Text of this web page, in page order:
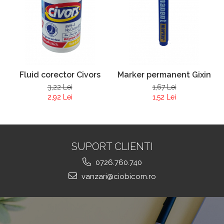
Fluid corector Civors
3,22 Lei
2,92 Lei
Marker permanent Gixin
1,67 Lei
1,52 Lei
SUPORT CLIENTI
0726.760.740
vanzari@ciobicom.ro